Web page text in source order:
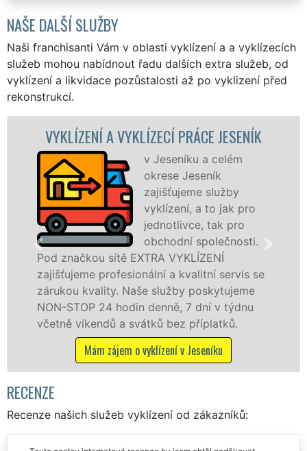
NAŠE DALŠÍ SLUŽBY
Naši franchisanti Vám v oblasti vyklízení a a vyklízecích
služeb mohou nabídnout řadu dalších extra služeb, od
vyklízení a likvidace pozůstalosti až po vyklizení před
rekonstrukcí.
PRÁCE JESENÍK
v Jeseníku a celém
okrese Jeseník
zajišťujeme služby
vyklízení, a to jak pro
jednotlivce, tak pro
obchodní společnosti.
EXTRA VYKLÍZENÍ
a kvalitní servis se
služby poskytujeme
denně, 7 dní v týdnu
svátků bez příplatků.
o vyklízení v Jeseníku
VYKLÍZECÍ
v Jeseníku a
jak fyzickým, tak
zárukou kvalitně
STOP bez dalších
RECENZE
Recenze našich služeb vyklízení od zákazníků: